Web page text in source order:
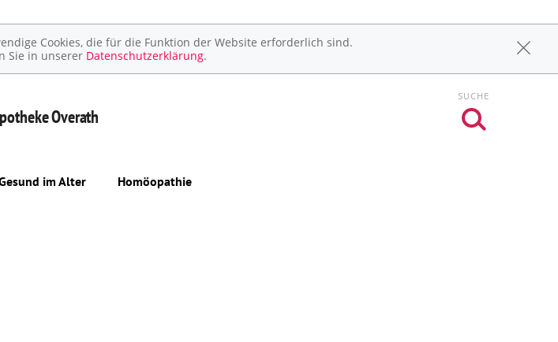
Cookies, die für die Funktion der Website erforderlich sind.
Sie in unserer Datenschutzerklärung.
Overath
SUCHE
im Alter Homöopathie